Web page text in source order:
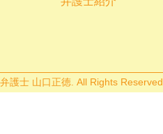
護士 山口正徳. All Rights Reserved.